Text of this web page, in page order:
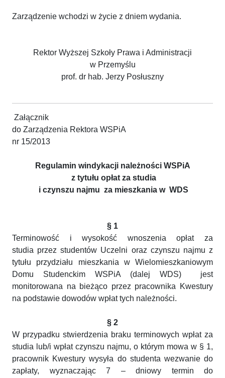
Zarządzenie wchodzi w życie z dniem wydania.
Rektor Wyższej Szkoły Prawa i Administracji
w Przemyślu
prof. dr hab. Jerzy Posłuszny
Załącznik
do Zarządzenia Rektora WSPiA
nr 15/2013
Regulamin windykacji należności WSPiA
z tytułu opłat za studia
i czynszu najmu za mieszkania w WDS
§ 1
Terminowość i wysokość wnoszenia opłat za
studia przez studentów Uczelni oraz czynszu najmu z
tytułu przydziału mieszkania w Wielomieszkaniowym
Domu Studenckim WSPiA (dalej WDS) jest
monitorowana na bieżąco przez pracownika Kwestury
na podstawie dowodów wpłat tych należności.
§ 2
W przypadku stwierdzenia braku terminowych wpłat za
studia lub/i wpłat czynszu najmu, o którym mowa w § 1,
pracownik Kwestury wysyła do studenta wezwanie do
zapłaty, wyznaczając 7 – dniowy termin do